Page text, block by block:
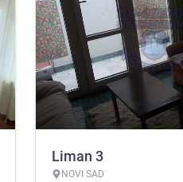
Liman 3
NOVI SAD